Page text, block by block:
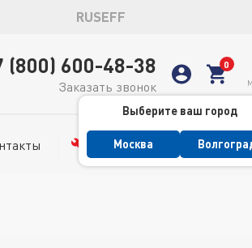
RUSEFF
(800) 600-48-38
Заказать звонок
Выберите ваш город
Москва
Сервис